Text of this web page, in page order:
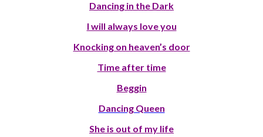
Dancing in the Dark
I will always love you
Knocking on heaven’s door
Time after time
Beggin
Dancing Queen
She is out of my life